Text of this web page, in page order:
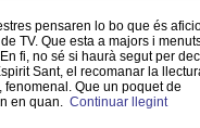
pensaren lo bo que és
TV. Que esta a majors i
fi, no sé si haurà segut per
Sant, el recomanar la
Que un poquet de
en quan. Continuar llegint